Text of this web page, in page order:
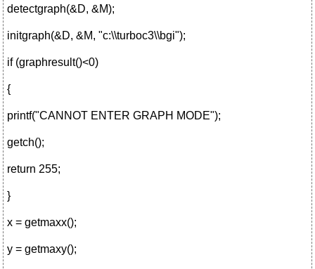
detectgraph(&D, &M);
initgraph(&D, &M, "c:\\turboc3\\bgi");
if (graphresult()<0)
{
printf("CANNOT ENTER GRAPH MODE");
getch();
return 255;
}
x = getmaxx();
y = getmaxy();